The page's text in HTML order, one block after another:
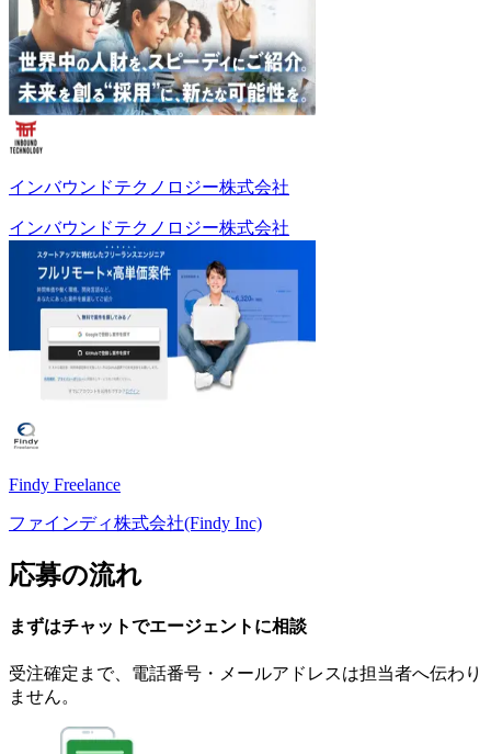
インバウンドテクノロジー株式会社
インバウンドテクノロジー株式会社
Findy Freelance
ファインディ株式会社(Findy Inc)
応募の流れ
まずはチャットでエージェント に相談
受注確定まで、 電話番号・メールアドレスは担当者へ伝わり
ません。